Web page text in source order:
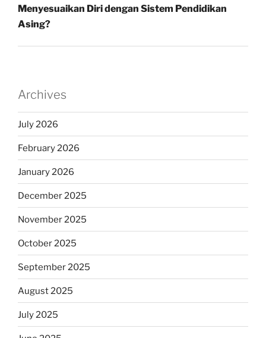
Menyesuaikan Diri dengan Sistem Pendidikan
Asing?
Archives
July 2026
February 2026
January 2026
December 2025
November 2025
October 2025
September 2025
August 2025
July 2025